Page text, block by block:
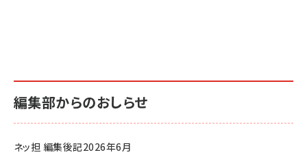
編集部からのおしらせ
ネッ担 編集後記2026年6月